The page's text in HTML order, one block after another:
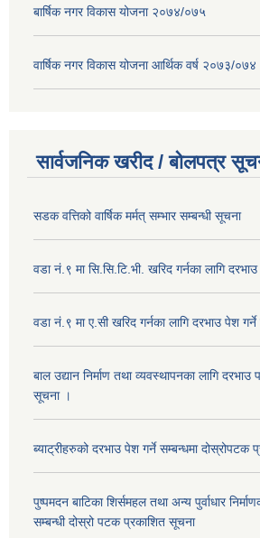
बार्षिक नगर विकास योजना २०७४/०७५
वार्षिक नगर विकास योजना आर्थिक वर्ष २०७३/०७४
सार्वजनिक खरीद / बोलपत्र
सडक वत्तिको वार्षिक मर्मत् सम्भार सम्बन्धी सूचना
वडा नं.९ मा सि.सि.टि.भी. खरिद गर्नका लागि
वडा नं.९ मा ए.सी खरिद गर्नका लागि दरभाउ पेश गर्ने
बाल उद्यान निर्माण तथा व्यवस्थापनका लागि
सूचना ।
ब्याट्रीहरुको दरभाउ पेश गर्ने सम्बन्धमा दोस्रोपटक
पुष्पमदन बाटिका शिर्समहल तथा अन्य पुर्वाधार
सम्बन्धी दोस्रो पटक प्रकाशित सूचना